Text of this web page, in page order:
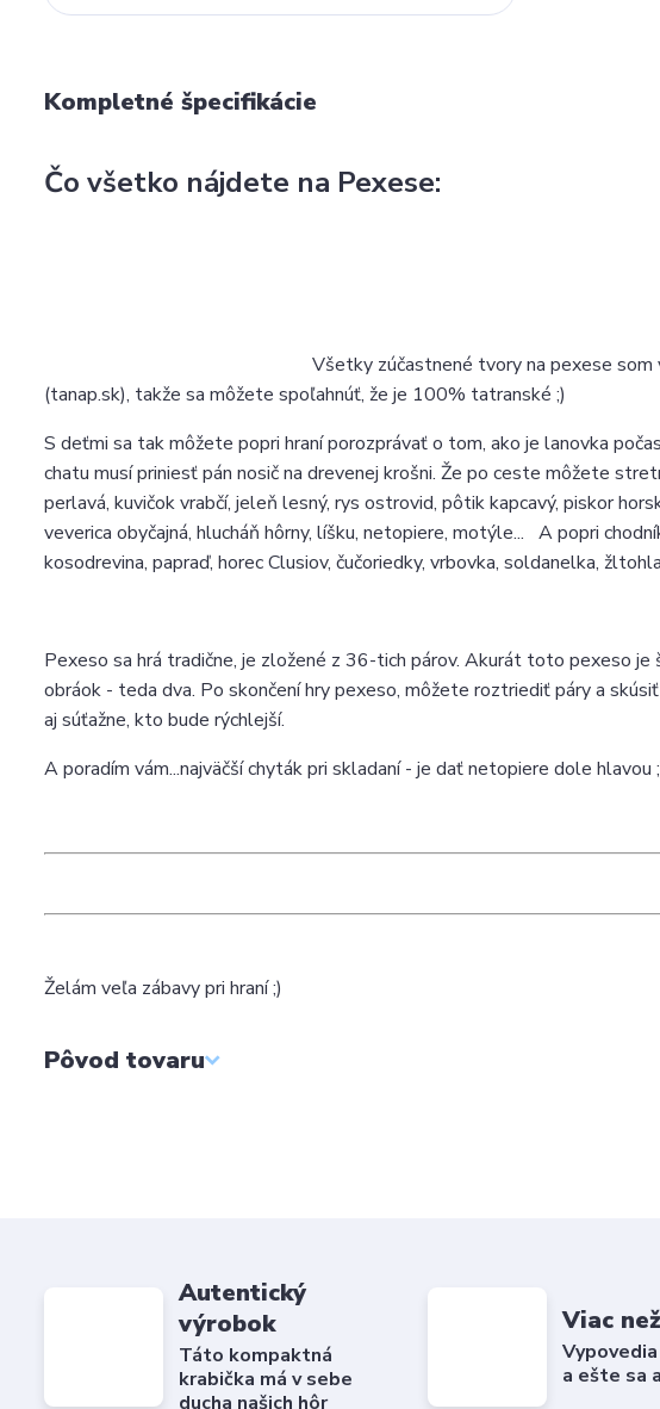
Kompletné špecifikácie
Čo všetko nájdete na Pexese:
Všetky zúčastnené tvory na pexese som
(tanap.sk), takže sa môžete spoľahnúť, že je 100% tatranské ;)
S deťmi sa tak môžete popri hraní porozprávať o tom, ako je lanovka
chatu musí priniesť pán nosič na drevenej krošni. Že po ceste môžete
perlavá, kuvičok vrabčí, jeleň lesný, rys ostrovid, pôtik kapcavý, piskor
veverica obyčajná, hlucháň hôrny, líšku, netopiere, motýle... A popri
kosodrevina, papraď, horec Clusiov, čučoriedky, vrbovka, soldanelka,
Pexeso sa hrá tradične, je zložené z 36-tich párov. Akurát toto pexeso
obráok - teda dva. Po skončení hry pexeso, môžete roztriediť páry a
aj súťažne, kto bude rýchlejší.
A poradím vám...najväčší chyták pri skladaní - je dať netopiere dole hlavou
Želám veľa zábavy pri hraní ;)
Pôvod tovaru
Autentický
výrobok
Táto kompaktná
krabička má v sebe
ducha našich hôr
Viac
a ešte sa